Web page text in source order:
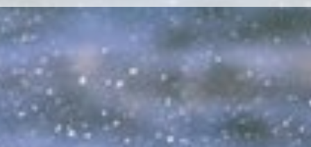
seit 1925 im Einsatz in
Essen